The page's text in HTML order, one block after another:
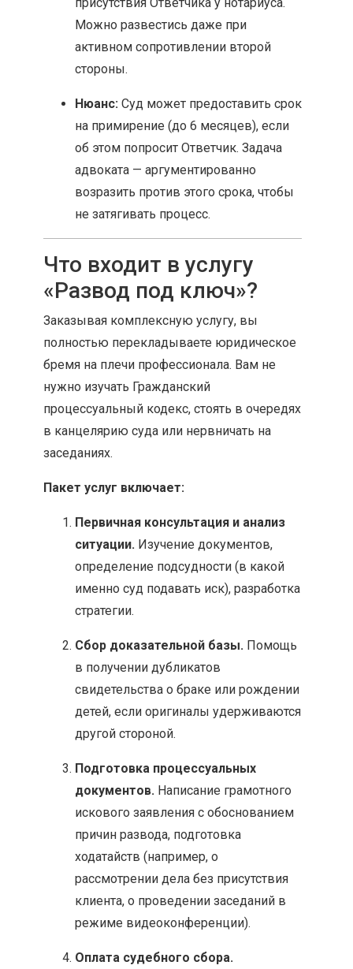
Можно развестись даже при
активном сопротивлении второй
стороны.
Нюанс: Суд может предоставить срок
на примирение (до 6 месяцев), если
об этом попросит Ответчик. Задача
адвоката — аргументированно
возразить против этого срока, чтобы
не затягивать процесс.
Что входит в услугу
«Развод под ключ»?
Заказывая комплексную услугу, вы
полностью перекладываете юридическое
бремя на плечи профессионала. Вам не
нужно изучать Гражданский
процессуальный кодекс, стоять в очередях
в канцелярию суда или нервничать на
заседаниях.
Пакет услуг включает:
Первичная консультация и анализ
ситуации. Изучение документов,
определение подсудности (в какой
именно суд подавать иск), разработка
стратегии.
Сбор доказательной базы. Помощь
в получении дубликатов
свидетельства о браке или рождении
детей, если оригиналы удерживаются
другой стороной.
Подготовка процессуальных
документов. Написание грамотного
искового заявления с обоснованием
причин развода, подготовка
ходатайств (например, о
рассмотрении дела без присутствия
клиента, о проведении заседаний в
режиме видеоконференции).
Оплата судебного сбора.